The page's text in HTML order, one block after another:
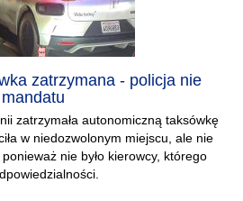
zatrzymana - policja nie
zatrzymała autonomiczną taksówkę
w niedozwolonym miejscu, ale nie
nie było kierowcy, którego